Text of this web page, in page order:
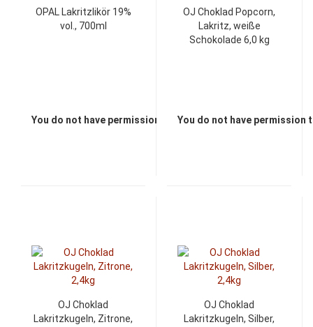
OPAL Lakritzlikör 19%
vol., 700ml
You do not have permission to view the prices
OJ Choklad Popcorn,
Lakritz, weiße
Schokolade 6,0 kg
You do not have permission
OJ Choklad
Lakritzkugeln, Zitrone,
OJ Choklad
Lakritzkugeln, Silber,